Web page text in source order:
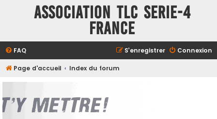
ASSOCIATION TLC SERIE-4
FRANCE
FAQ Connexion
S’enregistrer
Page d'accueil Index du forum